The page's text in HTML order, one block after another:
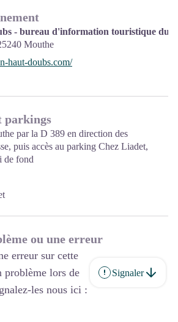
- bureau d'information touristique du
Mouthe
haut-doubs.com/
parkings
par la D 389 en direction des
puis accès au parking Chez Liadet,
de fond
ou une erreur
erreur sur cette
problème lors de
les nous ici :
Signaler